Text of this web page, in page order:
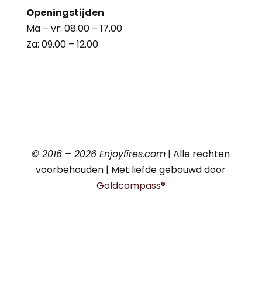
Openingstijden
Ma – vr: 08.00 – 17.00
Za: 09.00 – 12.00
© 2016 – 2026 Enjoyfires.com | Alle rechten
voorbehouden | Met liefde gebouwd door
Goldcompass®